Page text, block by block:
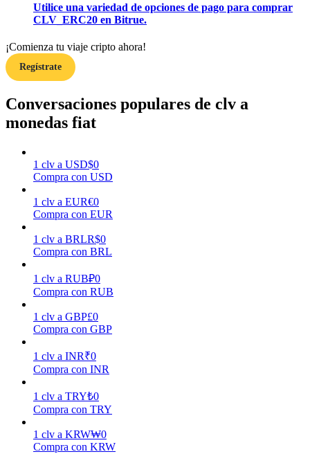
Estrategias comerciales
Aprenda cómo mantenerse rentable
Power Piggy
Gana recompensas competitivas diariamente
Utilice una variedad de opciones de pago para comprar
CLV_ERC20 en Bitrue.
¡Comienza tu viaje cripto ahora!
Regístrate
Conversaciones populares de clv a
monedas fiat
1 clv a USD$0
Compra con USD
1 clv a EUR€0
Compra con EUR
1 clv a BRLR$0
Compra con BRL
1 clv a RUB₽0
Compra con RUB
1 clv a GBP£0
Compra con GBP
1 clv a INR₹0
Compra con INR
1 clv a TRY₺0
Compra con TRY
1 clv a KRW₩0
Compra con KRW